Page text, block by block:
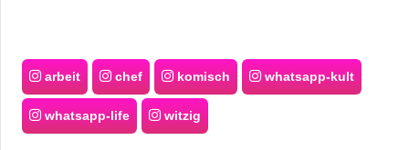
arbeit chef komisch whatsapp-kult
whatsapp-life witzig